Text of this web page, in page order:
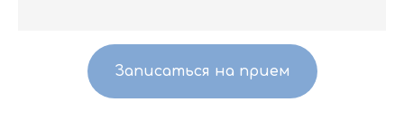
Записаться на прием